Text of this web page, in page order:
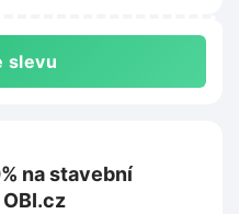
slevu
na stavební